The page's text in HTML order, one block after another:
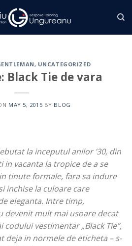
, UNCATEGORIZED
Black Tie de vara
MAY 5, 2015 BY BLOG
la inceputul anilor ’30, din
vacanta la tropice de a se
tinute formale, fara sa indure
inchise la culoare care
eleganta. Intre timp,
devenit mult mai usoare decat
codului vestimentar „Black Tie”,
deja in normele de eticheta – s-